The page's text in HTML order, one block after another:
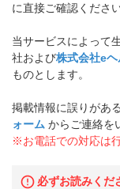
に直接ご確認ください
当サービスによって
社および株式会社e
ものとします。
掲載情報に誤りがあ
ォーム からご連絡を
※お電話での対応は
必ずお読みくだ